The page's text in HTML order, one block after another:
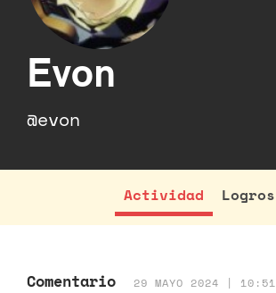
Evon
@evon
Actividad Logros
Comentario 29 MAYO 2024 | 10:51